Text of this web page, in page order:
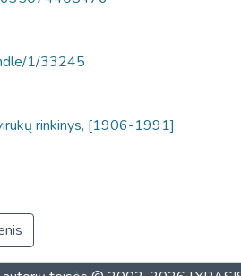
1/33245
rinkinys, [1906-1991]